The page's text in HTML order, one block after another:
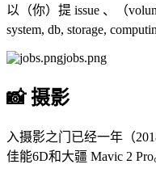
以（你）提 issue 、（
system, db, storage,
jobs.png
📸 摄影
入摄影之门已经一年（
佳能6D和大疆 Mavic 2 Pro